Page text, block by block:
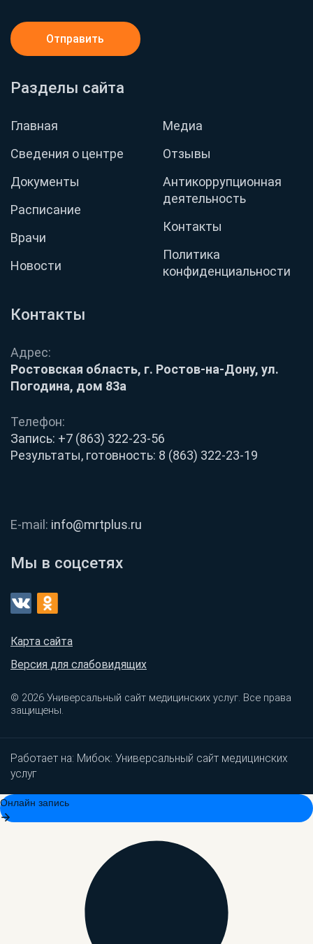
Контакты
Адрес:
Ростовская область, г. Ростов-на-Дону, ул.
Погодина, дом 83а
Телефон:
Запись: +7 (863) 322-23-56
Результаты, готовность: 8 (863) 322-23-19
E-mail: info@mrtplus.ru
Мы в соцсетях
Карта сайта
Версия для слабовидящих
© 2026 Универсальный сайт медицинских услуг. Все права
защищены.
Разделы сайта
Главная
Сведения о центре
Документы
Расписание
Врачи
Новости
Медиа
Отзывы
Антикоррупционная
деятельность
Контакты
Политика
конфиденциальности
Отправить
Работает на: Мибок: Универсальный сайт медицинских
услуг